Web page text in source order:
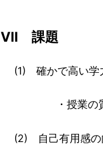
Ⅶ 課題
(1) 確かで高い学
・授業の質の
(2) 自己有用感の